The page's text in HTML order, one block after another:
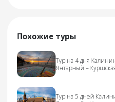
Похожие туры
Тур на 4 дня
Янтарный –
Тур на 5 дней